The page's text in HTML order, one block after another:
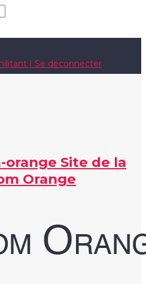
| Se déconnecter
orange Site de la
Orange